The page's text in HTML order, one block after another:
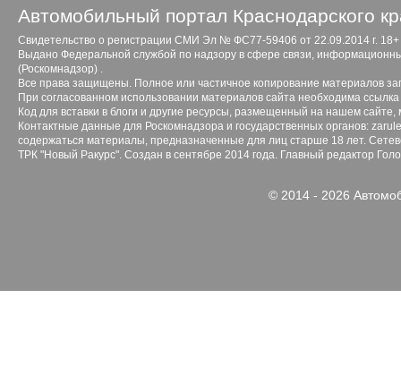
Автомобильный портал Краснодарского
Свидетельство о регистрации СМИ Эл № ФС77-59406 от 22.09.2014 г. 18+
Выдано Федеральной службой по надзору в сфере связи,
(Роскомнадзор) .
Все права защищены. Полное или частичное копирование материалов
При согласованном использовании материалов сайта необходима ссылка
Код для вставки в блоги и другие ресурсы, размещенный на нашем сайте,
Контактные данные для Роскомнадзора и государственных органов:
содержаться материалы, предназначенные для лиц старше 18 лет.
ТРК "Новый Ракурс". Создан в сентябре 2014 года. Главный редактор
© 2014 - 2026